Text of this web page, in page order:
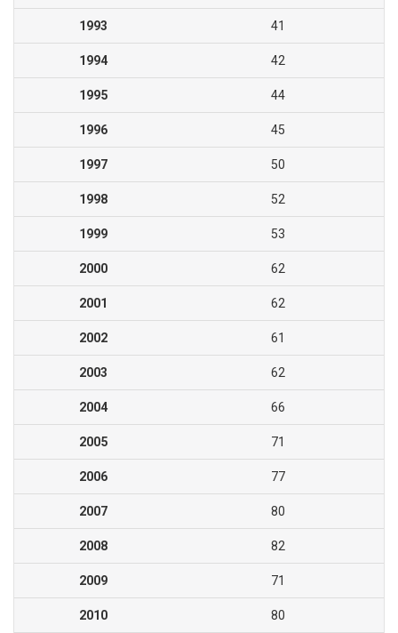
1993 41
1994 42
1995 44
1996 45
1997 50
1998 52
1999 53
2000 62
2001 62
2002 61
2003 62
2004 66
2005 71
2006 77
2007 80
2008 82
2009 71
2010 80